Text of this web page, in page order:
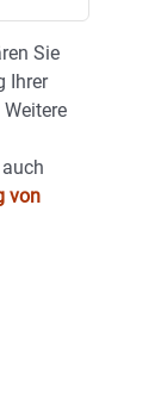
Sie
Ihrer
von